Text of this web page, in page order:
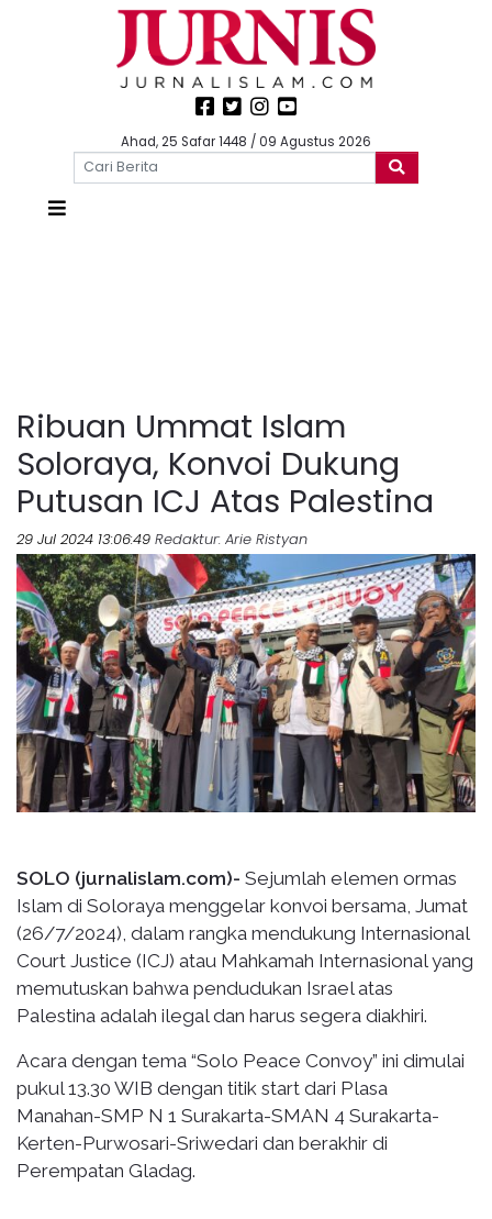
Ahad, 25 Safar 1448 / 09 Agustus 2026
Ribuan Ummat Islam
Soloraya, Konvoi Dukung
Putusan ICJ Atas Palestina
29 Jul 2024 13:06:49 Redaktur: Arie Ristyan
SOLO (jurnalislam.com)- Sejumlah elemen ormas
Islam di Soloraya menggelar konvoi bersama, Jumat
(26/7/2024), dalam rangka mendukung Internasional
Court Justice (ICJ) atau Mahkamah Internasional yang
memutuskan bahwa pendudukan Israel atas
Palestina adalah ilegal dan harus segera diakhiri.
Acara dengan tema “Solo Peace Convoy” ini dimulai
pukul 13.30 WIB dengan titik start dari Plasa
Manahan-SMP N 1 Surakarta-SMAN 4 Surakarta-
Kerten-Purwosari-Sriwedari dan berakhir di
Perempatan Gladag.